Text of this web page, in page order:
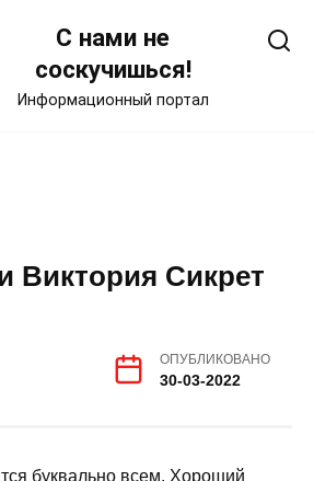
С нами не
соскучишься!
Информационный портал
Виктория Сикрет
ОПУБЛИКОВАНО
30-03-2022
буквально всем. Хороший